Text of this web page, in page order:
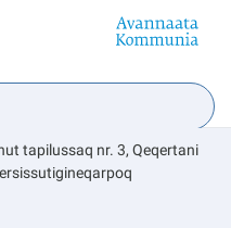
tapilussaq nr. 3, Qeqertani